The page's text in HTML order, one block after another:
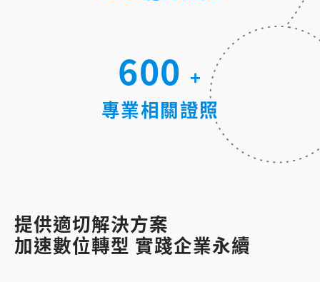
600 +
專業相關證照
提供適切解決方案
加速數位轉型 實踐企業永續